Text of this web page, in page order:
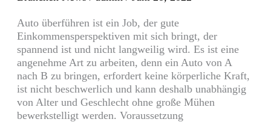
Auto überführen ist ein Job, der gute
Einkommensperspektiven mit sich bringt, der
spannend ist und nicht langweilig wird. Es ist eine
angenehme Art zu arbeiten, denn ein Auto von A
nach B zu bringen, erfordert keine körperliche Kraft,
ist nicht beschwerlich und kann deshalb unabhängig
von Alter und Geschlecht ohne große Mühen
bewerkstelligt werden. Voraussetzung